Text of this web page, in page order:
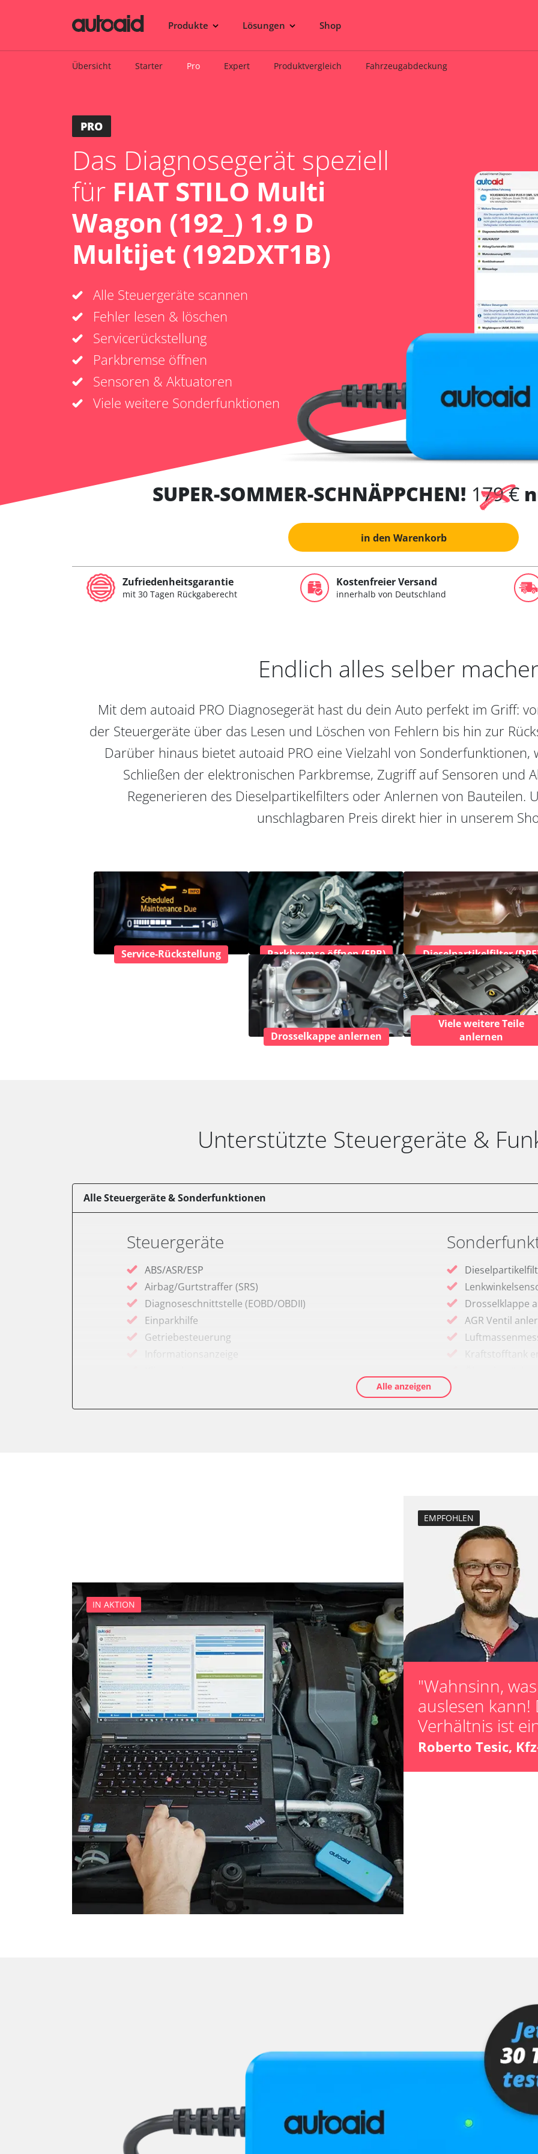
Produkte Lösungen Shop
Übersicht Starter Pro Expert Produktvergleich Fahrzeugabdeckung
PRO
Das Diagnosegerät speziell
für FIAT STILO Multi
Wagon (192_) 1.9 D
Multijet (192DXT1B)
Alle Steuergeräte scannen
Fehler lesen & löschen
Servicerückstellung
Parkbremse öffnen
Sensoren & Aktuatoren
Viele weitere Sonderfunktionen
SUPER-SOMMER-SCHNÄPPCHEN! 179 €
in den Warenkorb
Zufriedenheitsgarantie
mit 30 Tagen Rückgaberecht
Kostenfreier Versand
innerhalb von Deutschland
Endlich alles selber
Mit dem autoaid PRO Diagnosegerät hast du dein Auto perfekt im Griff:
der Steuergeräte über das Lesen und Löschen von Fehlern bis hin zur
Darüber hinaus bietet autoaid PRO eine Vielzahl von Sonderfunktionen,
Schließen der elektronischen Parkbremse, Zugriff auf Sensoren und
Regenerieren des Dieselpartikelfilters oder Anlernen von Bauteilen.
unschlagbaren Preis direkt hier in unserem
Service-Rückstellung Parkbremse öffnen (EPB) Dieselpartikelfilter
Drosselkappe anlernen
Viele weitere Teile
anlernen
Unterstützte Steuergeräte &
Alle Steuergeräte & Sonderfunktionen
Steuergeräte
ABS/ASR/ESP
Airbag/Gurtstraffer (SRS)
Diagnoseschnittstelle (EOBD/OBDII)
Einparkhilfe
Getriebesteuerung
Informationsanzeige
Drosselklappe
AGR Ventil
Kraftstofftank
Lamdasonde
Raildrucksensor
Reset nach
Turbolader
Zurücksetzen
Zurücksetzen
Verfügbarkeit abhängig von Modell, Motorisierung, Ausstattung und Konfiguration
Alle anzeigen
IN AKTION
EMPFOHLEN
"Wahnsinn,
auslesen kann!
Verhältnis ist
Roberto Tesic,